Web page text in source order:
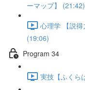
ーマップ】 (21:42)
心理学 【説得
(19:06)
Program 34
実技【ふくら